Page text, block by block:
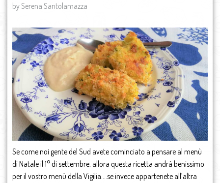
by Serena Santolamazza
Se come noi gente del Sud avete cominciato a pensare al menù
di Natale il 1° di settembre, allora questa ricetta andrà benissimo
per il vostro menù della Vigilia….se invece appartenete all’altra